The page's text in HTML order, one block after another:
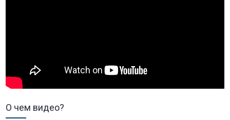
О чем видео?